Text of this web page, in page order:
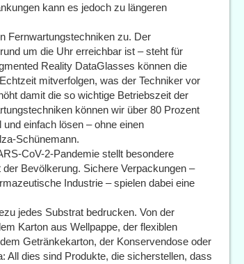
kann es jedoch zu längeren
Fernwartungstechniken zu. Der
um die Uhr erreichbar ist – steht für
Reality DataGlasses können die
mitverfolgen, was der Techniker vor
damit die so wichtige Betriebszeit der
können wir über 80 Prozent
einfach lösen – ohne einen
Schünemann.
CoV-2-Pandemie stellt besondere
Bevölkerung. Sichere Verpackungen –
Industrie – spielen dabei eine
jedes Substrat bedrucken. Von der
Karton aus Wellpappe, der flexiblen
Getränkekarton, der Konservendose oder
All dies sind Produkte, die sicherstellen, dass